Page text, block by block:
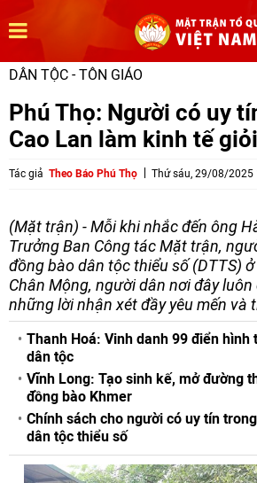
DÂN TỘC - TÔN GIÁO
Phú Thọ: Người có uy
Cao Lan làm kinh tế giỏi
Tác giả Theo Báo Phú Thọ Thứ sáu, 29/08/2025
(Mặt trận) - Mỗi khi nhắc đến ông
Trưởng Ban Công tác Mặt trận,
đồng bào dân tộc thiểu số (DTTS) ở
Chân Mộng, người dân nơi đây
những lời nhận xét đầy yêu mến và
Thanh Hoá: Vinh danh 99 điển hình
dân tộc
Vĩnh Long: Tạo sinh kế, mở đường
đồng bào Khmer
Chính sách cho người có uy tín
dân tộc thiểu số